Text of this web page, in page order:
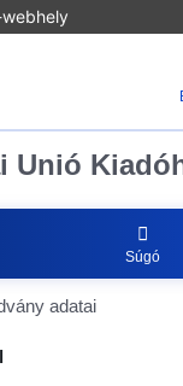
Unió
Súgó
adatai
Actions